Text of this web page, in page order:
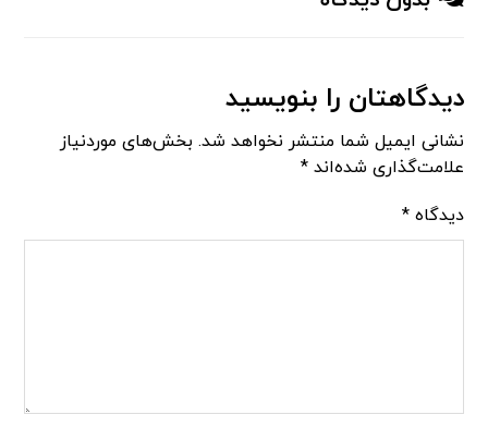
دیدگاهتان را بنویسید
نشانی ایمیل شما منتشر نخواهد شد. بخش‌های موردنیاز
علامت‌گذاری شده‌اند*
دیدگاه*